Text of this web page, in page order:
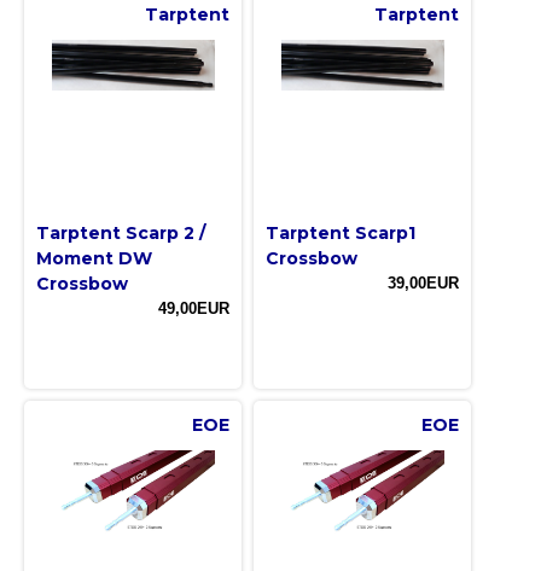
Tarptent
Tarptent Scarp 2 /
Moment DW
Crossbow
49,00EUR
Tarptent
Tarptent Scarp1
Crossbow
39,00EUR
EOE EOE